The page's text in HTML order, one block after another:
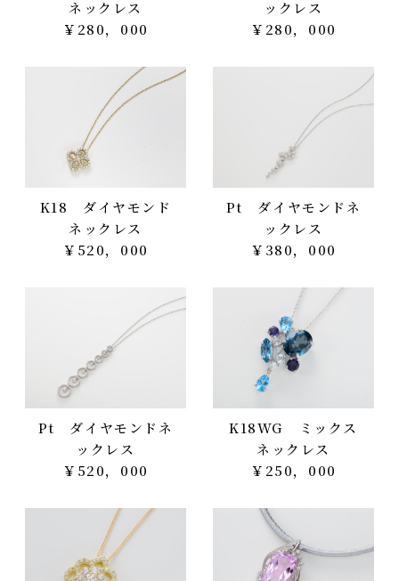
ネックレス
￥280，000
ックレス
￥280，000
K18 ダイヤモンド
ネックレス
￥520，000
Pt ダイヤモンドネ
ックレス
￥380，000
Pt ダイヤモンドネ
ックレス
￥520，000
K18WG ミックス
ネックレス
￥250，000